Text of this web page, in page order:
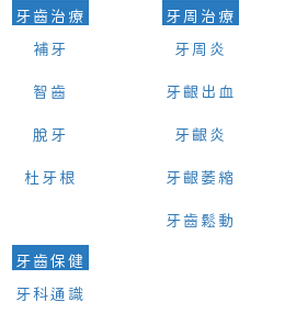
牙齒治療
補牙
智齒
脫牙
杜牙根
牙周治療
牙周炎
牙齦出血
牙齦炎
牙齦萎縮
牙齒鬆動
牙齒保健
牙科通識